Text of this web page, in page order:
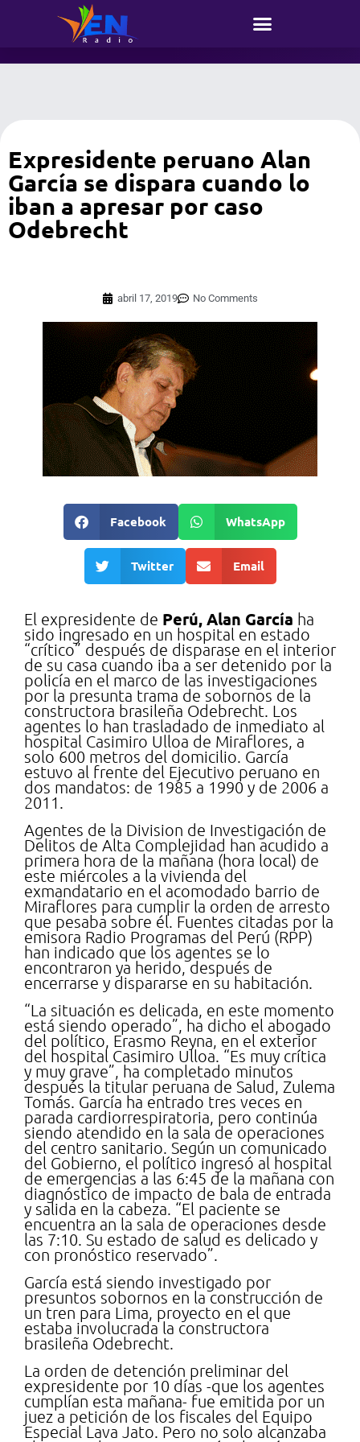
Expresidente peruano Alan
García se dispara cuando lo
iban a apresar por caso
Odebrecht
abril 17, 2019 No Comments
Facebook WhatsApp
Twitter Email
El expresidente de Perú, Alan García ha
sido ingresado en un hospital en estado
“crítico” después de disparase en el interior
de su casa cuando iba a ser detenido por la
policía en el marco de las investigaciones
por la presunta trama de sobornos de la
constructora brasileña Odebrecht. Los
agentes lo han trasladado de inmediato al
hospital Casimiro Ulloa de Miraflores, a
solo 600 metros del domicilio. García
estuvo al frente del Ejecutivo peruano en
dos mandatos: de 1985 a 1990 y de 2006 a
2011.
Agentes de la Division de Investigación de
Delitos de Alta Complejidad han acudido a
primera hora de la mañana (hora local) de
este miércoles a la vivienda del
exmandatario en el acomodado barrio de
Miraflores para cumplir la orden de arresto
que pesaba sobre él. Fuentes citadas por la
emisora Radio Programas del Perú (RPP)
han indicado que los agentes se lo
encontraron ya herido, después de
encerrarse y dispararse en su habitación.
“La situación es delicada, en este momento
está siendo operado”, ha dicho el abogado
del político, Erasmo Reyna, en el exterior
del hospital Casimiro Ulloa. “Es muy crítica
y muy grave”, ha completado minutos
después la titular peruana de Salud, Zulema
Tomás. García ha entrado tres veces en
parada cardiorrespiratoria, pero continúa
siendo atendido en la sala de operaciones
del centro sanitario. Según un comunicado
del Gobierno, el político ingresó al hospital
de emergencias a las 6:45 de la mañana con
diagnóstico de impacto de bala de entrada
y salida en la cabeza. “El paciente se
encuentra an la sala de operaciones desde
las 7:10. Su estado de salud es delicado y
con pronóstico reservado”.
García está siendo investigado por
presuntos sobornos en la construcción de
un tren para Lima, proyecto en el que
estaba involucrada la constructora
brasileña Odebrecht.
La orden de detención preliminar del
expresidente por 10 días -que los agentes
cumplían esta mañana- fue emitida por un
juez a petición de los fiscales del Equipo
Especial Lava Jato. Pero no solo alcanzaba